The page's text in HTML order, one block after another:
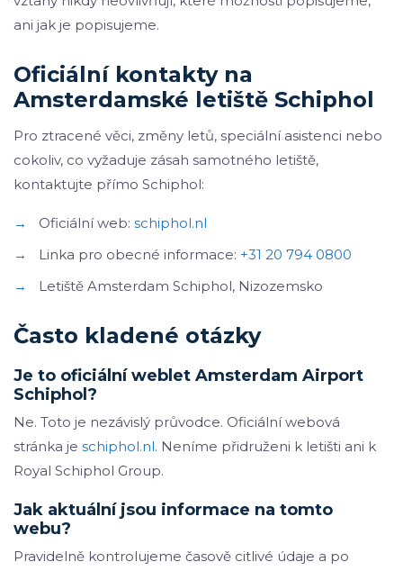
ani jak je popisujeme.
Oficiální kontakty na
Amsterdamské letiště Schiphol
Pro ztracené věci, změny letů, speciální asistenci nebo
cokoliv, co vyžaduje zásah samotného letiště,
kontaktujte přímo Schiphol:
→ Oficiální web: schiphol.nl
→
Linka pro obecné informace: +31 20 794 0800
→
Letiště Amsterdam Schiphol, Nizozemsko
Často kladené otázky
Je to oficiální weblet Amsterdam Airport
Schiphol?
Ne. Toto je nezávislý průvodce. Oficiální webová
stránka je schiphol.nl. Neníme přidruženi k letišti ani k
Royal Schiphol Group.
Jak aktuální jsou informace na tomto
webu?
Pravidelně kontrolujeme časově citlivé údaje a po